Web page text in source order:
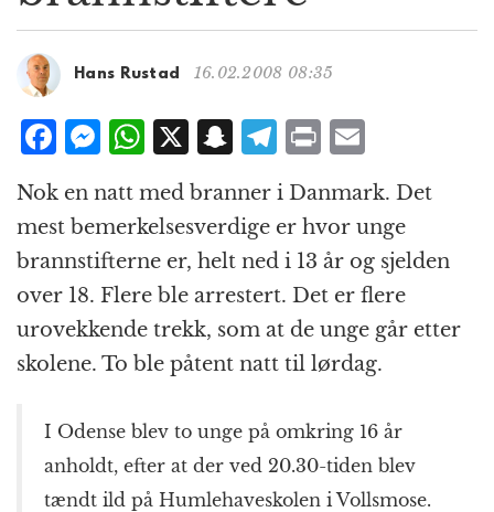
t
n
Hans Rustad 16.02.2008 08:35
F
c
e
b
o
o
k
M
ss
e
n
g
e
r
W
at
s
A
p
p
X S
a
p
c
h
at
T
el
e
g
r
a
m
P
n
t
m
ai
l
Nok en natt med branner i Danmark. Det
mest bemerkelsesverdige er hvor unge
brannstifterne er, helt ned i 13 år og sjelden
over 18. Flere ble arrestert. Det er flere
urovekkende trekk, som at de unge går etter
skolene. To ble påtent natt til lørdag.
I Odense blev to unge på omkring 16 år
anholdt, efter at der ved 20.30-tiden blev
tændt ild på Humlehaveskolen i Vollsmose.